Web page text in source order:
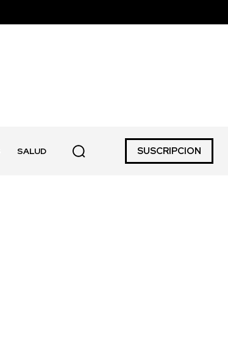
SALUD SUSCRIPCION